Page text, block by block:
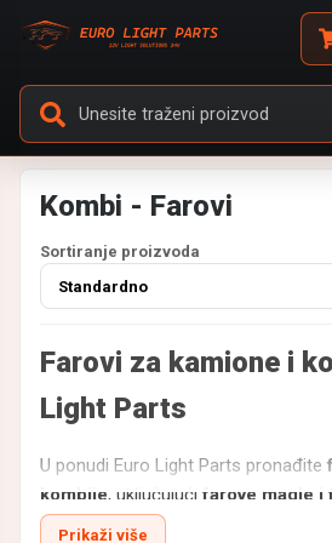
Kombi - Farovi
Sortiranje proizvoda
Farovi za kamione i
Light Parts
U ponudi Euro Light Parts pronađite
kombije, uključujući farove magle i
dizajnirane za
jasnu vidljivost i
Prikaži više